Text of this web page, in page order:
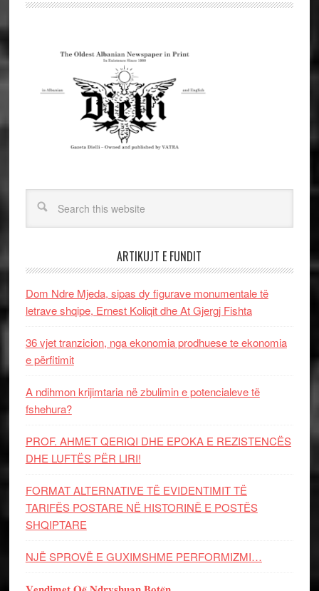
ARTIKUJT E FUNDIT
Dom Ndre Mjeda, sipas dy figurave monumentale të
letrave shqipe, Ernest Koliqit dhe At Gjergj Fishta
36 vjet tranzicion, nga ekonomia prodhuese te ekonomia
e përfitimit
A ndihmon krijimtaria në zbulimin e potencialeve të
fshehura?
PROF. AHMET QERIQI DHE EPOKA E REZISTENCЁS
DHE LUFTЁS PЁR LIRI!
FORMAT ALTERNATIVE TË EVIDENTIMIT TË
TARIFËS POSTARE NË HISTORINË E POSTËS
SHQIPTARE
NJË SPROVË E GUXIMSHME PERFORMIZMI…